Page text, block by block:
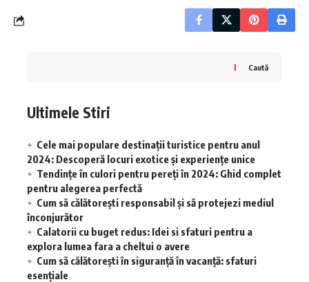
Caută
Ultimele Stiri
Cele mai populare destinații turistice pentru anul
2024: Descoperă locuri exotice și experiențe unice
Tendințe în culori pentru pereți în 2024: Ghid complet
pentru alegerea perfectă
Cum să călătorești responsabil și să protejezi mediul
înconjurător
Calatorii cu buget redus: Idei si sfaturi pentru a
explora lumea fara a cheltui o avere
Cum să călătorești în siguranță în vacanță: sfaturi
esențiale